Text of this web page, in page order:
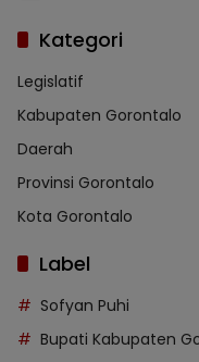
Kategori
Legislatif
Kabupaten Gorontalo
Daerah
Provinsi Gorontalo
Kota Gorontalo
Label
Sofyan Puhi
Bupati Kabupaten